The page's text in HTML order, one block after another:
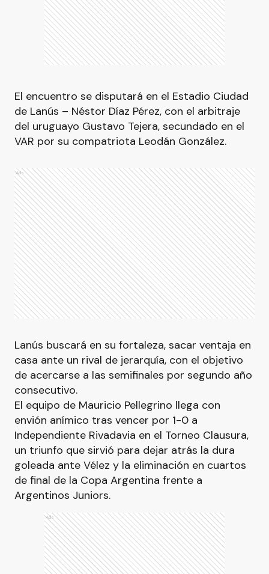
El encuentro se disputará en el Estadio Ciudad
de Lanús – Néstor Díaz Pérez, con el arbitraje
del uruguayo Gustavo Tejera, secundado en el
VAR por su compatriota Leodán González.
Ads
Lanús buscará en su fortaleza, sacar ventaja en
casa ante un rival de jerarquía, con el objetivo
de acercarse a las semifinales por segundo año
consecutivo.
El equipo de Mauricio Pellegrino llega con
envión anímico tras vencer por 1-0 a
Independiente Rivadavia en el Torneo Clausura,
un triunfo que sirvió para dejar atrás la dura
goleada ante Vélez y la eliminación en cuartos
de final de la Copa Argentina frente a
Argentinos Juniors.
Ads